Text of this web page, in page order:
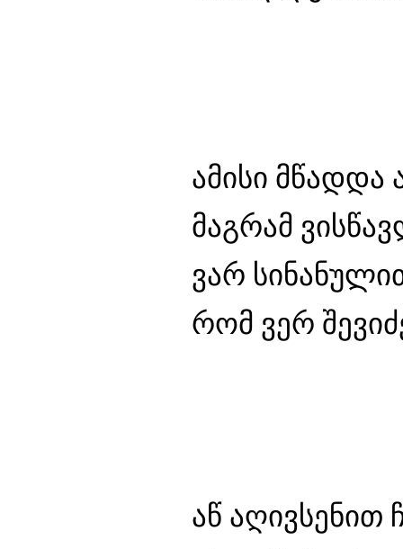
ამისი მწადდა
მაგრამ
ვარ
რომ ვერ
აწ აღივსენით